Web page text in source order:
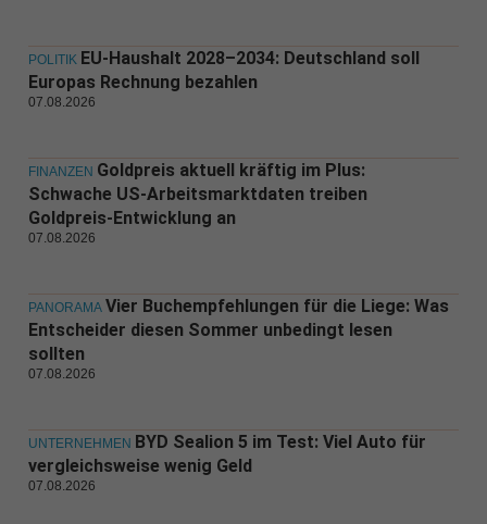
POLITIK EU-Haushalt 2028–2034: Deutschland soll
Europas Rechnung bezahlen
07.08.2026
FINANZEN Goldpreis aktuell kräftig im Plus:
Schwache US-Arbeitsmarktdaten treiben
Goldpreis-Entwicklung an
07.08.2026
PANORAMA Vier Buchempfehlungen für die Liege: Was
Entscheider diesen Sommer unbedingt lesen
sollten
07.08.2026
UNTERNEHMEN BYD Sealion 5 im Test: Viel Auto für
vergleichsweise wenig Geld
07.08.2026